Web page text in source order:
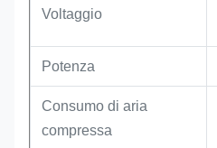
Voltaggio
Potenza
Consumo di aria
compressa